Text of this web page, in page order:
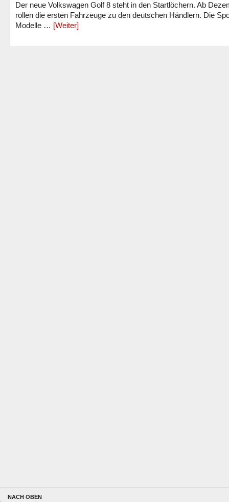
Der neue Volkswagen Golf 8 steht in den Startlöchern. Ab
rollen die ersten Fahrzeuge zu den deutschen Händlern. Die
Modelle … [Weiter]
NACH OBEN